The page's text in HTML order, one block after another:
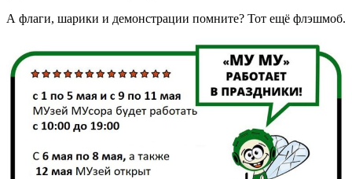
А флаги, шарики и демонстрации помните? Тот ещё флэшмоб.